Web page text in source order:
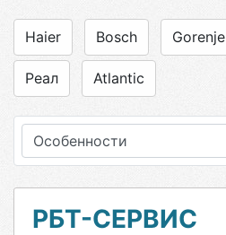
Haier Bosch Gorenje
Реал Atlantic
Особенности
РБТ-СЕРВИС